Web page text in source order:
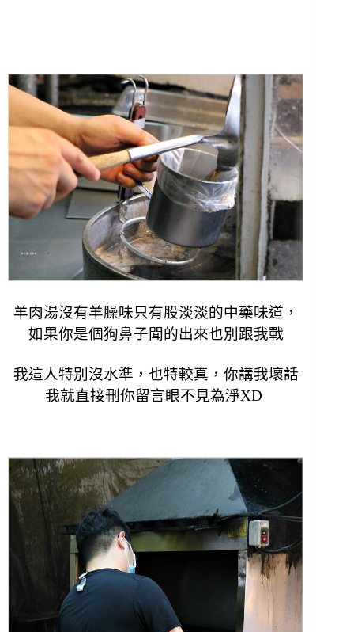
羊肉湯沒有羊臊味只有股淡淡的中藥味道，
如果你是個狗鼻子聞的出來也別跟我戰
我這人特別沒水準，也特較真，你講我壞話
我就直接刪你留言眼不見為淨XD